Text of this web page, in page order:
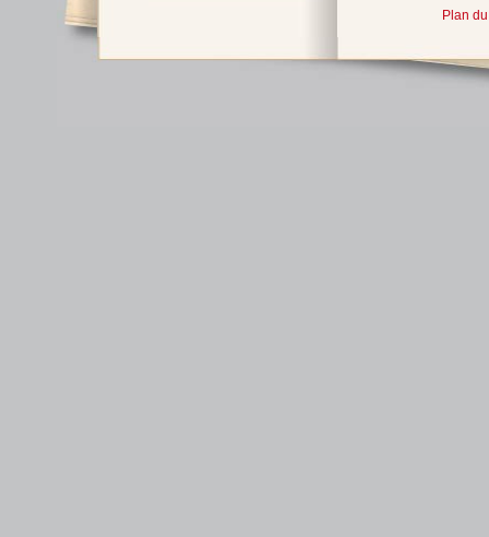
Plan